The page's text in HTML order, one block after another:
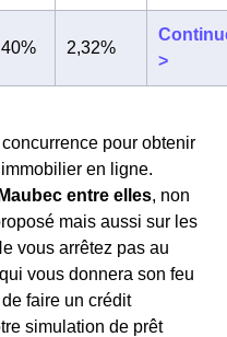
2,32%
>
pour obtenir
en ligne.
entre elles, non
mais aussi sur les
vous arrêtez pas au
vous donnera son feu
faire un crédit
simulation de prêt